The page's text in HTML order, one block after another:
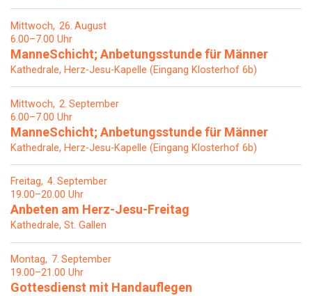
Mittwoch 26 August
6.00–7.00 Uhr
ManneSchicht; Anbetungsstunde für Männer
Kathedrale, Herz-Jesu-Kapelle (Eingang Klosterhof 6b)
Mittwoch 2 September
6.00–7.00 Uhr
ManneSchicht; Anbetungsstunde für Männer
Kathedrale, Herz-Jesu-Kapelle (Eingang Klosterhof 6b)
Freitag 4 September
19.00–20.00 Uhr
Anbeten am Herz-Jesu-Freitag
Kathedrale, St. Gallen
Montag 7 September
19.00–21.00 Uhr
Gottesdienst mit Handauflegen